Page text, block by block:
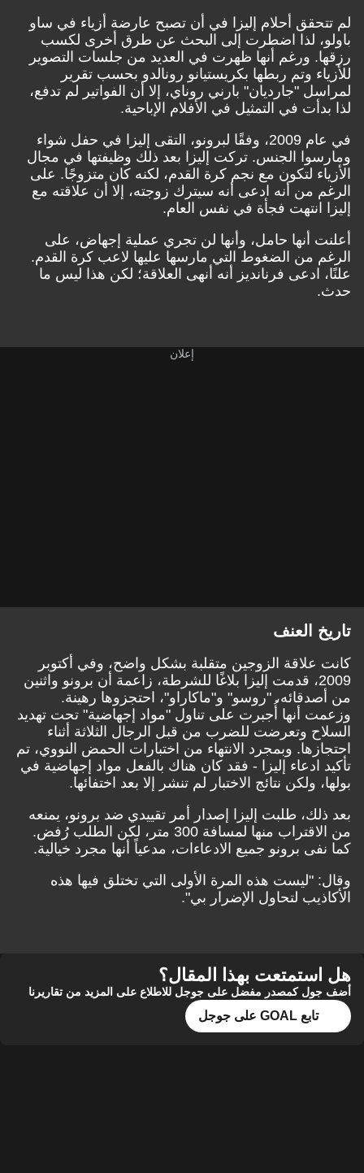
لم تتحقق أحلام إليزا في أن تصبح عارضة أزياء في ساو
باولو، لذا اضطرت إلى البحث عن طرق أخرى لكسب
رزقها. ورغم أنها ظهرت في العديد من جلسات التصوير
للأزياء وتم ربطها بكريستيانو رونالدو بحسب تقرير
لمراسل "جارديان" بارني روناي، إلا أن الفواتير لم تدفع،
لذا بدأت في التمثيل في الأفلام الإباحية.
في عام 2009، وفقًا لبرونو، التقى إليزا في حفل شواء
ومارسوا الجنس. تركت إليزا بعد ذلك وظيفتها في مجال
الأزياء لتكون مع نجم كرة القدم، لكنه كان متزوجًا. على
الرغم من أنه ادعى أنه سيترك زوجته، إلا أن علاقته مع
إليزا انتهت فجأة في نفس العام.
أعلنت أنها حامل، وأنها لن تجري عملية إجهاض، على
الرغم من الضغوط التي مارسها عليها لاعب كرة القدم.
علنًا، ادعى فرنانديز أنه أنهى العلاقة؛ لكن هذا ليس ما
حدث.
تاريخ العنف
كانت علاقة الزوجين متقلبة بشكل واضح، وفي أكتوبر
2009، قدمت إليزا بلاغًا للشرطة، زاعمة أن برونو واثنين
من أصدقائه، "روسو" و"ماكاراو"، احتجزوها رهينة.
وزعمت أنها أُجبرت على تناول "مواد إجهاضية" تحت تهديد
السلاح وتعرضت للضرب من قبل الرجال الثلاثة أثناء
احتجازها. وبمجرد الانتهاء من اختبارات الحمض النووي، تم
تأكيد ادعاء إليزا - فقد كان هناك بالفعل مواد إجهاضية في
بولها، ولكن نتائج الاختبار لم تنشر إلا بعد اختفائها.
بعد ذلك، طلبت إليزا إصدار أمر تقييدي ضد برونو، يمنعه
من الاقتراب منها لمسافة 300 متر، لكن الطلب رُفض.
كما نفى برونو جميع الادعاءات، مدعياً أنها مجرد خيالية.
وقال: "ليست هذه المرة الأولى التي تختلق فيها هذه
الأكاذيب لتحاول الإضرار بي".
هل استمتعت بهذا المقال؟
أضف جول كمصدر مفضل على جوجل للاطلاع على المزيد من تقاريرنا
تابع GOAL على جوجل